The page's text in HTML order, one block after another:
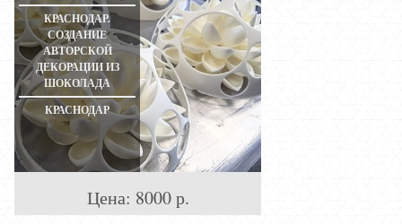
КРАСНОДАР.
СОЗДАНИЕ
АВТОРСКОЙ
ДЕКОРАЦИИ ИЗ
ШОКОЛАДА
КРАСНОДАР
Цена: 8000 р.